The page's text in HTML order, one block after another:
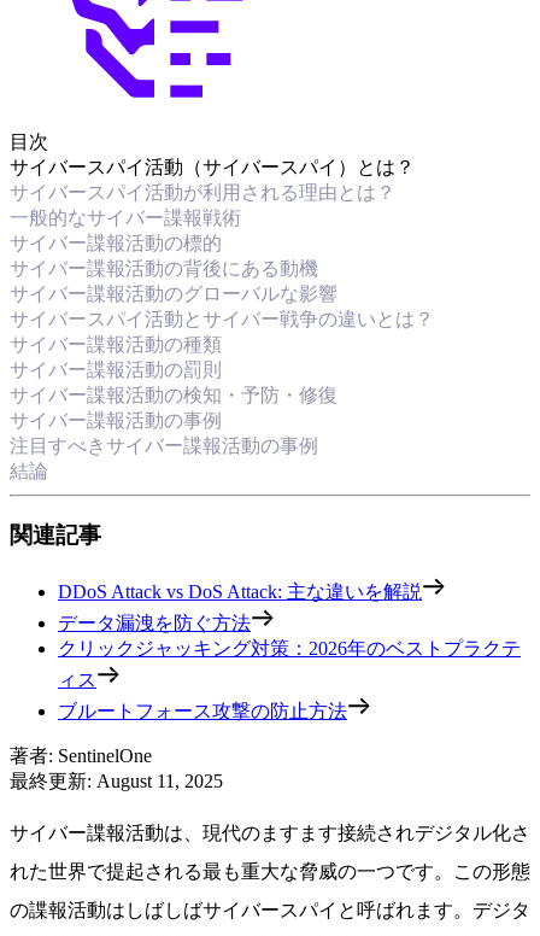
目次
サイバースパイ活動（サイバースパイ）とは？
サイバースパイ活動が利用される理由とは？
一般的なサイバー諜報戦術
サイバー諜報活動の標的
サイバー諜報活動の背後にある動機
サイバー諜報活動のグローバルな影響
サイバースパイ活動とサイバー戦争の違いとは？
サイバー諜報活動の種類
サイバー諜報活動の罰則
サイバー諜報活動の検知・予防・修復
サイバー諜報活動の事例
注目すべきサイバー諜報活動の事例
結論
関連記事
DDoS Attack vs DoS Attack: 主な違いを解説
データ漏洩を防ぐ方法
クリックジャッキング対策：2026年のベストプラクテ
ィス
ブルートフォース攻撃の防止方法
著者: SentinelOne
最終更新: August 11, 2025
サイバー諜報活動は、現代のますます接続されデジタル化さ
れた世界で提起される最も重大な脅威の一つです。この形態
の諜報活動はしばしばサイバースパイと呼ばれます。デジタ